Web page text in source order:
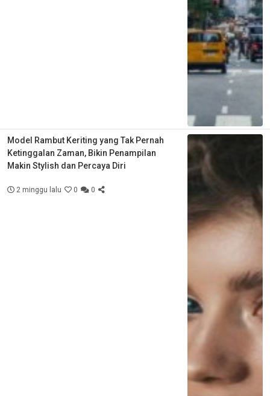
Model Rambut Keriting yang Tak Pernah
Ketinggalan Zaman, Bikin Penampilan
Makin Stylish dan Percaya Diri
2 minggu lalu 0 0